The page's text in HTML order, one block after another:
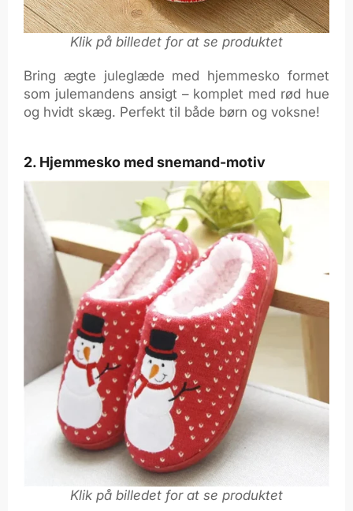
Klik på billedet for at se produktet
Bring ægte juleglæde med hjemmesko formet
som julemandens ansigt – komplet med rød hue
og hvidt skæg. Perfekt til både børn og voksne!
2. Hjemmesko med snemand-motiv
Klik på billedet for at se produktet